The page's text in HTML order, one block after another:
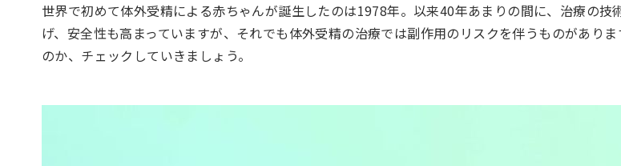
世界で初めて体外受精による赤ちゃんが誕生したのは1978年。以来40年あまりの間に、治療の技
げ、安全性も高まっていますが、それでも体外受精の治療では副作用のリスクを伴うものがあり
のか、チェックしていきましょう。